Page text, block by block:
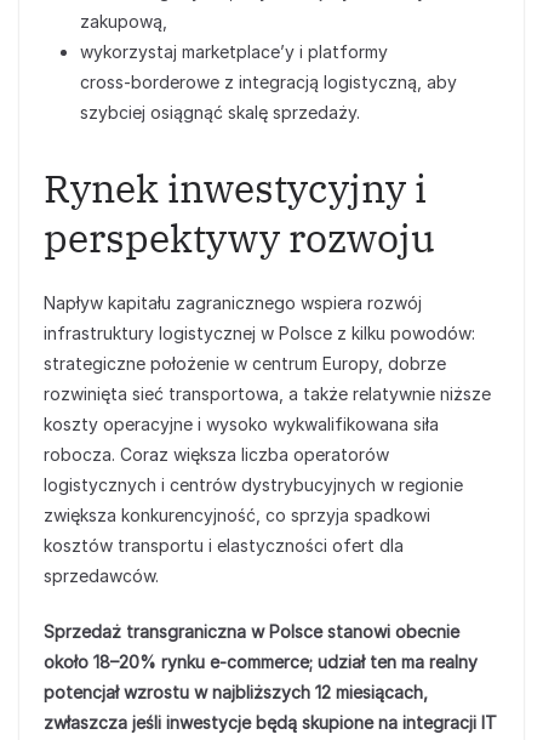
zakupową,
wykorzystaj marketplace’y i platformy
cross‑borderowe z integracją logistyczną, aby
szybciej osiągnąć skalę sprzedaży.
Rynek inwestycyjny i
perspektywy rozwoju
Napływ kapitału zagranicznego wspiera rozwój
infrastruktury logistycznej w Polsce z kilku powodów:
strategiczne położenie w centrum Europy, dobrze
rozwinięta sieć transportowa, a także relatywnie niższe
koszty operacyjne i wysoko wykwalifikowana siła
robocza. Coraz większa liczba operatorów
logistycznych i centrów dystrybucyjnych w regionie
zwiększa konkurencyjność, co sprzyja spadkowi
kosztów transportu i elastyczności ofert dla
sprzedawców.
Sprzedaż transgraniczna w Polsce stanowi obecnie
około 18–20% rynku e‑commerce; udział ten ma realny
potencjał wzrostu w najbliższych 12 miesiącach,
zwłaszcza jeśli inwestycje będą skupione na integracji IT